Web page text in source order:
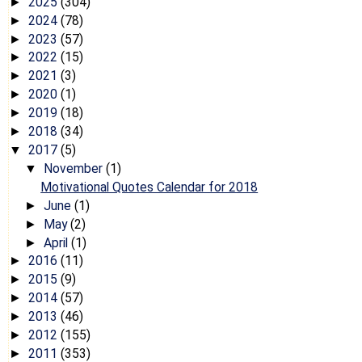
► 2024 (78)
► 2023 (57)
► 2022 (15)
► 2021 (3)
► 2020 (1)
► 2019 (18)
► 2018 (34)
▼ 2017 (5)
▼ November (1)
Motivational Quotes Calendar for 2018
► June (1)
► May(2)
► April (1)
► 2016 (11)
► 2015 (9)
► 2014 (57)
► 2013 (46)
► 2012 (155)
► 2011 (353)